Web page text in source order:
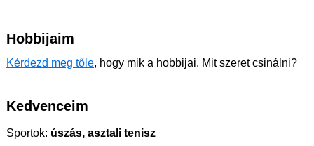
Hobbijaim
Kérdezd meg tőle, hogy mik a hobbijai. Mit szeret csinálni?
Kedvenceim
Sportok: úszás, asztali tenisz